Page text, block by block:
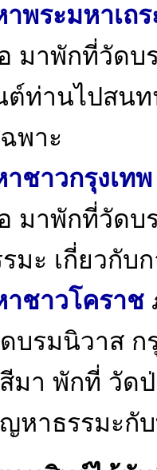
พระมหาเถร
มาพักที่วัดบ
ต์ท่านไปสน
พาะ
ชาวกรุงเทพ
มาพักที่วัดบ
มะ เกี่ยวกับ
ชาวโคราช
บรมนิวาส ก
มา พักที่ วัด
หาธรรมะกั